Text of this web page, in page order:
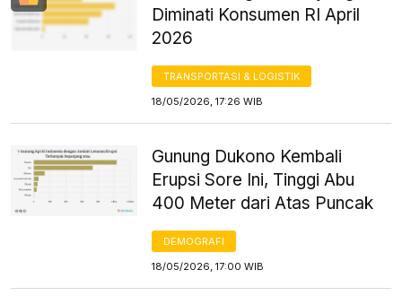
Diminati Konsumen RI April
2026
TRANSPORTASI & LOGISTIK
18/05/2026, 17:26 WIB
Gunung Dukono Kembali
Erupsi Sore Ini, Tinggi Abu
400 Meter dari Atas Puncak
DEMOGRAFI
18/05/2026, 17:00 WIB